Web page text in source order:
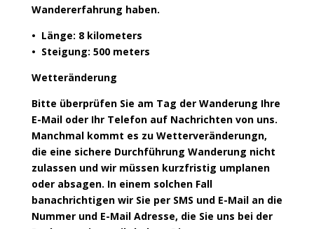
Wandererfahrung haben.
• Länge: 8 kilometers
• Steigung: 500 meters
Wetteränderung
Bitte überprüfen Sie am Tag der Wanderung Ihre
E-Mail oder Ihr Telefon auf Nachrichten von uns.
Manchmal kommt es zu Wetterveränderungn,
die eine sichere Durchführung Wanderung nicht
zulassen und wir müssen kurzfristig umplanen
oder absagen. In einem solchen Fall
banachrichtigen wir Sie per SMS und E-Mail an die
Nummer und E-Mail Adresse, die Sie uns bei der